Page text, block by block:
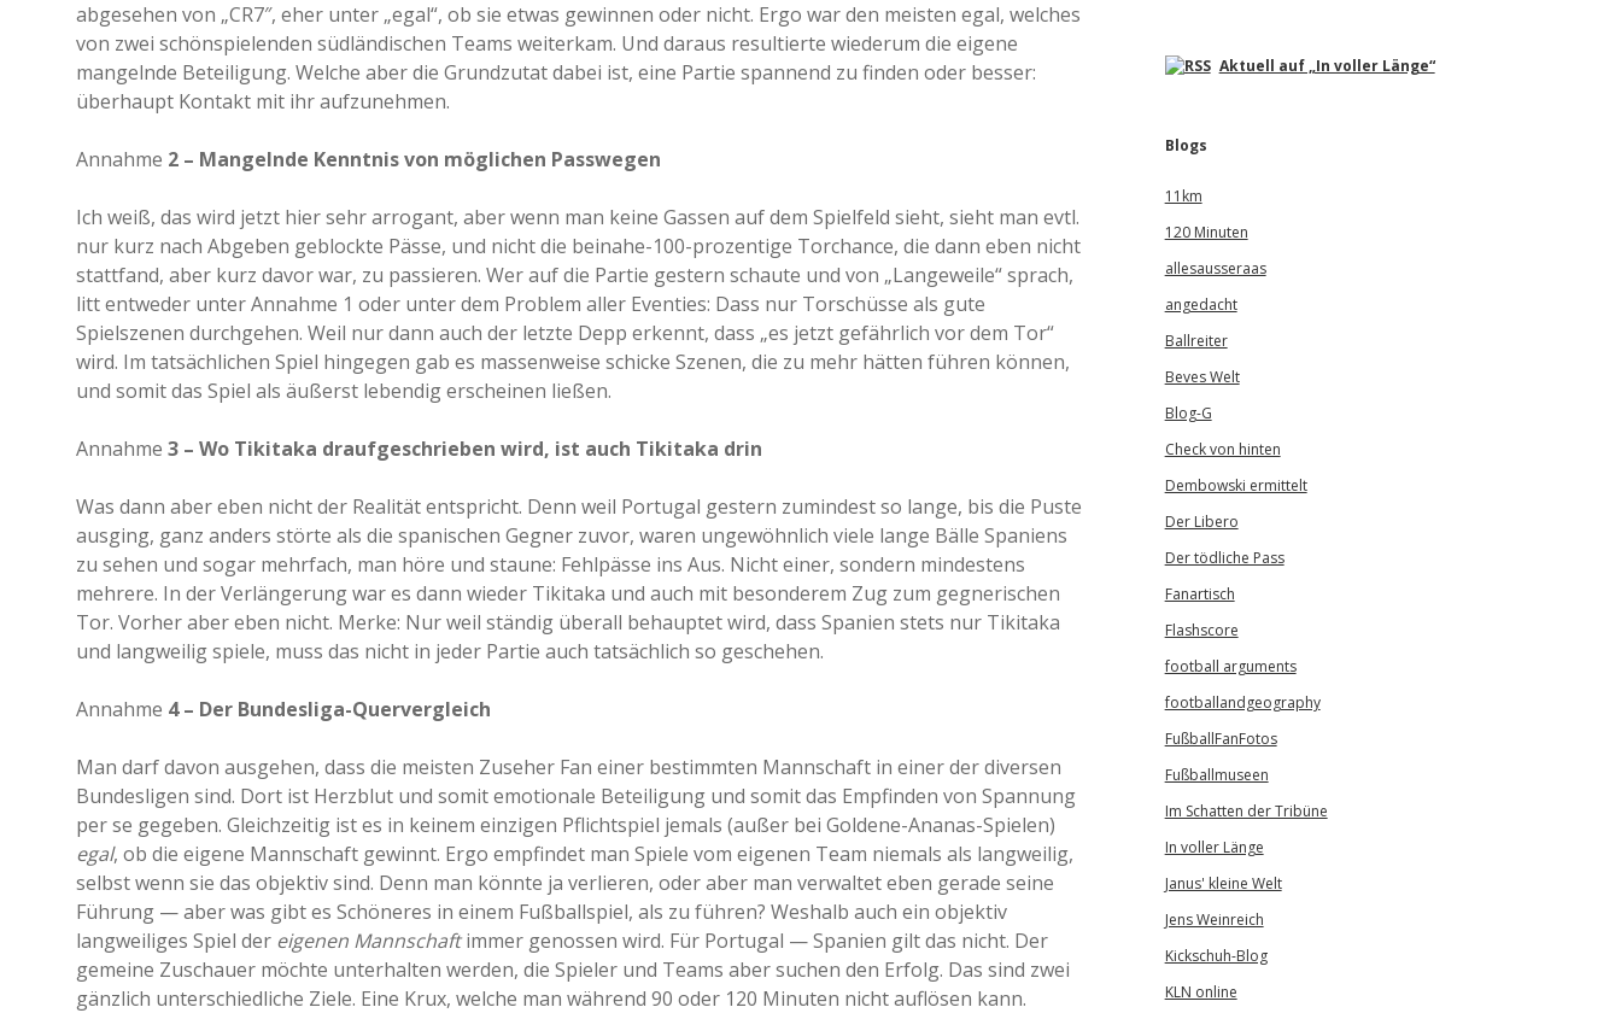
abgesehen von „CR7″, eher unter „egal“, ob sie etwas gewinnen oder nicht. Ergo war den meisten egal, welches
von zwei schönspielenden südländischen Teams weiterkam. Und daraus resultierte wiederum die eigene
mangelnde Beteiligung. Welche aber die Grundzutat dabei ist, eine Partie spannend zu finden oder besser:
überhaupt Kontakt mit ihr aufzunehmen.
Annahme 2 – Mangelnde Kenntnis von möglichen Passwegen
Ich weiß, das wird jetzt hier sehr arrogant, aber wenn man keine Gassen auf dem Spielfeld sieht, sieht man evtl.
nur kurz nach Abgeben geblockte Pässe, und nicht die beinahe-100-prozentige Torchance, die dann eben nicht
stattfand, aber kurz davor war, zu passieren. Wer auf die Partie gestern schaute und von „Langeweile“ sprach,
litt entweder unter Annahme 1 oder unter dem Problem aller Eventies: Dass nur Torschüsse als gute
Spielszenen durchgehen. Weil nur dann auch der letzte Depp erkennt, dass „es jetzt gefährlich vor dem Tor“
wird. Im tatsächlichen Spiel hingegen gab es massenweise schicke Szenen, die zu mehr hätten führen können,
und somit das Spiel als äußerst lebendig erscheinen ließen.
Annahme 3 – Wo Tikitaka draufgeschrieben wird, ist auch Tikitaka drin
Was dann aber eben nicht der Realität entspricht. Denn weil Portugal gestern zumindest so lange, bis die Puste
ausging, ganz anders störte als die spanischen Gegner zuvor, waren ungewöhnlich viele lange Bälle Spaniens
zu sehen und sogar mehrfach, man höre und staune: Fehlpässe ins Aus. Nicht einer, sondern mindestens
mehrere. In der Verlängerung war es dann wieder Tikitaka und auch mit besonderem Zug zum gegnerischen
Tor. Vorher aber eben nicht. Merke: Nur weil ständig überall behauptet wird, dass Spanien stets nur Tikitaka
und langweilig spiele, muss das nicht in jeder Partie auch tatsächlich so geschehen.
Annahme 4 – Der Bundesliga-Quervergleich
Man darf davon ausgehen, dass die meisten Zuseher Fan einer bestimmten Mannschaft in einer der diversen
Bundesligen sind. Dort ist Herzblut und somit emotionale Beteiligung und somit das Empfinden von Spannung
per se gegeben. Gleichzeitig ist es in keinem einzigen Pflichtspiel jemals (außer bei Goldene-Ananas-Spielen)
egal, ob die eigene Mannschaft gewinnt. Ergo empfindet man Spiele vom eigenen Team niemals als langweilig,
selbst wenn sie das objektiv sind. Denn man könnte ja verlieren, oder aber man verwaltet eben gerade seine
Führung — aber was gibt es Schöneres in einem Fußballspiel, als zu führen? Weshalb auch ein objektiv
langweiliges Spiel der eigenen Mannschaftimmer genossen wird. Für Portugal — Spanien gilt das nicht. Der
gemeine Zuschauer möchte unterhalten werden, die Spieler und Teams aber suchen den Erfolg. Das sind zwei
gänzlich unterschiedliche Ziele. Eine Krux, welche man während 90 oder 120 Minuten nicht auflösen kann.
Aktuell auf „In voller Länge“
Blogs
11km
120 Minuten
allesausseraas
angedacht
Ballreiter
Beves Welt
Blog-G
Check von hinten
Dembowski ermittelt
Der Libero
Der tödliche Pass
Fanartisch
Flashscore
football arguments
footballandgeography
FußballFanFotos
Fußballmuseen
Im Schatten der Tribüne
In voller Länge
Janus' kleine Welt
Jens Weinreich
Kickschuh-Blog
KLN online